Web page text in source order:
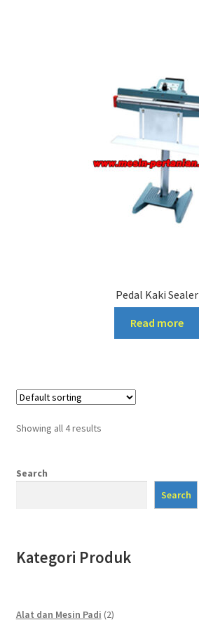
Pedal Kaki Sealer
Read more
Showing all 4 results
Search
Search
Kategori Produk
Alat dan Mesin Padi 22